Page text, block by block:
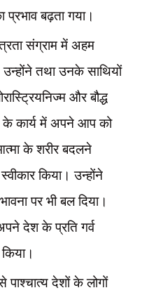
बढ़ता गया।
संग्राम में अहम
उन्होंने तथा उनके साथियों
और बौद्ध
के कार्य में अपने आप को
के शरीर बदलने
किया। उन्होंने
पर भी बल दिया।
अपने देश के प्रति गर्व
देशों के लोगों